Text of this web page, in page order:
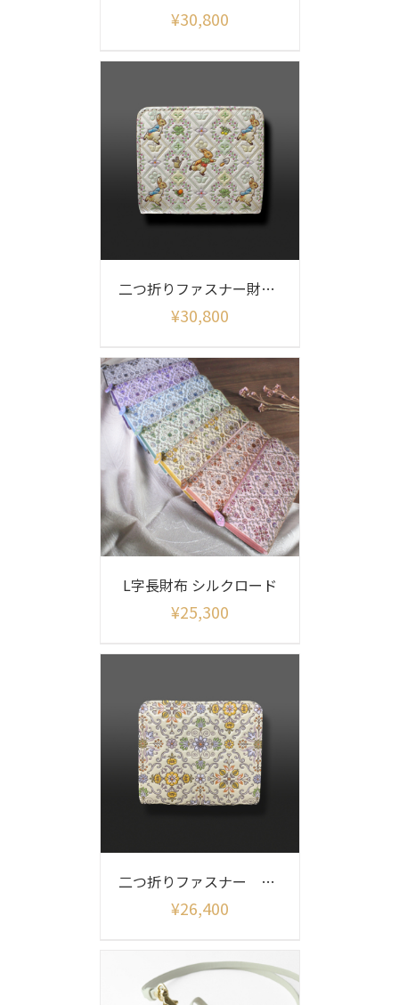
¥30,800
二つ折りファスナー財布 ピーターラビット（ガーデン）
¥30,800
L字長財布 シルクロード
¥25,300
二つ折りファスナー シルクロード
¥26,400